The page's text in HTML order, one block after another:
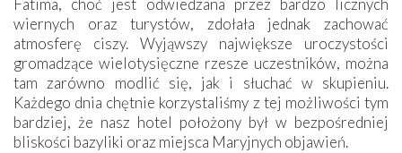
Fatima, choć jest odwiedzana przez bardzo licznych
wiernych oraz turystów, zdołała jednak zachować
atmosferę ciszy. Wyjąwszy największe uroczystości
gromadzące wielotysięczne rzesze uczestników, można
tam zarówno modlić się, jak i słuchać w skupieniu.
Każdego dnia chętnie korzystaliśmy z tej możliwości tym
bardziej, że nasz hotel położony był w bezpośredniej
bliskości bazyliki oraz miejsca Maryjnych objawień.